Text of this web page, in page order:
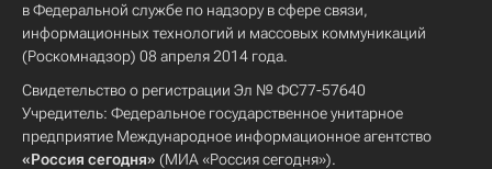
в Федеральной службе по надзору в сфере связи,
информационных технологий и массовых коммуникаций
(Роскомнадзор) 08 апреля 2014 года.
Свидетельство о регистрации Эл № ФС77-57640
Учредитель: Федеральное государственное унитарное
предприятие Международное информационное агентство
«Россия сегодня» (МИА «Россия сегодня»).